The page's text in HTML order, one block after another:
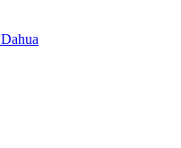
פתיחת קריאת שירות מצלמות Dahua